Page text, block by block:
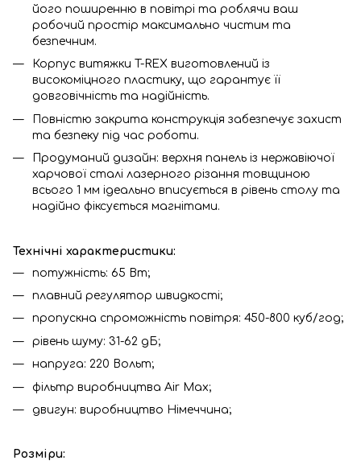
його поширенню в повітрі та роблячи ваш
робочий простір максимально чистим та
безпечним.
Корпус витяжки T-REX виготовлений із
високоміцного пластику, що гарантує її
довговічність та надійність.
Повністю закрита конструкція забезпечує захист
та безпеку під час роботи.
Продуманий дизайн: верхня панель із нержавіючої
харчової сталі лазерного різання товщиною
всього 1 мм ідеально вписується в рівень столу та
надійно фіксується магнітами.
Технічні характеристики:
потужність: 65 Вт;
плавний регулятор швидкості;
пропускна спроможність повітря: 450-800 куб/год;
рівень шуму: 31-62 дБ;
напруга: 220 Вольт;
фільтр виробництва Air Max;
двигун: виробництво Німеччина;
Розміри: